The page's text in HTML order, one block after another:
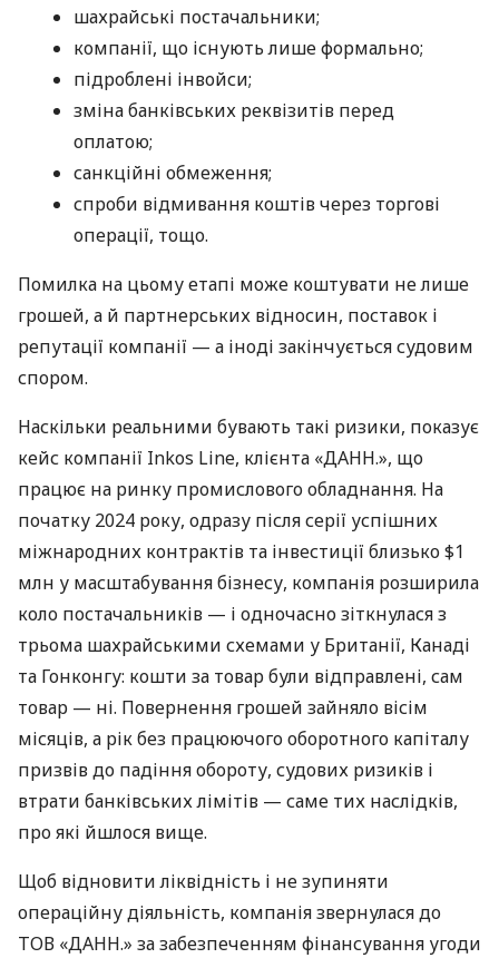
шахрайські постачальники;
компанії, що існують лише формально;
підроблені інвойси;
зміна банківських реквізитів перед
оплатою;
санкційні обмеження;
спроби відмивання коштів через торгові
операції, тощо.
Помилка на цьому етапі може коштувати не лише
грошей, а й партнерських відносин, поставок і
репутації компанії — а іноді закінчується судовим
спором.
Наскільки реальними бувають такі ризики, показує
кейс компанії Inkos Line, клієнта «ДАНН.», що
працює на ринку промислового обладнання. На
початку 2024 року, одразу після серії успішних
міжнародних контрактів та інвестиції близько $1
млн у масштабування бізнесу, компанія розширила
коло постачальників — і одночасно зіткнулася з
трьома шахрайськими схемами у Британії, Канаді
та Гонконгу: кошти за товар були відправлені, сам
товар — ні. Повернення грошей зайняло вісім
місяців, а рік без працюючого оборотного капіталу
призвів до падіння обороту, судових ризиків і
втрати банківських лімітів — саме тих наслідків,
про які йшлося вище.
Щоб відновити ліквідність і не зупиняти
операційну діяльність, компанія звернулася до
ТОВ «ДАНН.» за забезпеченням фінансування угоди